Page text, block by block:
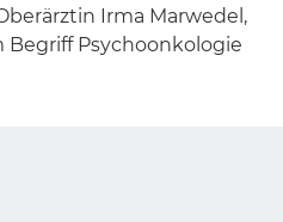
Irma Marwedel,
Psychoonkologie